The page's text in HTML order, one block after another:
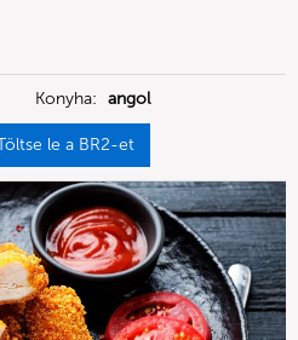
Konyha: angol
le a BR2-et